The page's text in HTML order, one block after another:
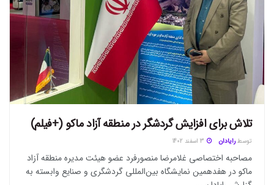
تلاش برای افزایش گردشگر در منطقه آزاد ماکو (+فیلم)
توسط رایادان
مصاحبه اختصاصی غلامرضا منصورفرد عضو هیئت مدیره منطقه آزاد
ماکو در هفدهمین نمایشگاه بین‌المللی گردشگری و صنایع وابسته به